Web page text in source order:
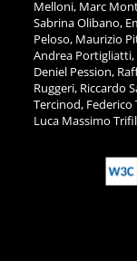
Melloni, Marc
Sabrina Olibano,
Peloso, Maurizio
Andrea
Deniel Pession,
Ruggeri, Riccardo
Tercinod,
Luca Massimo